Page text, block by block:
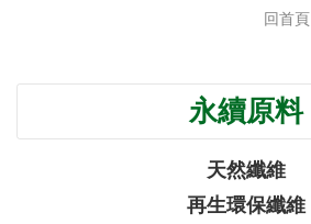
回首頁
永續原料
天然纖維
再生環保纖維